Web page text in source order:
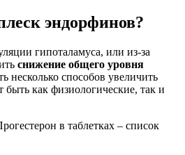
эндорфинов?
гипоталамуса, или из-за
снижение общего уровня
несколько способов увеличить
быть как физиологические, так и
в таблетках – список